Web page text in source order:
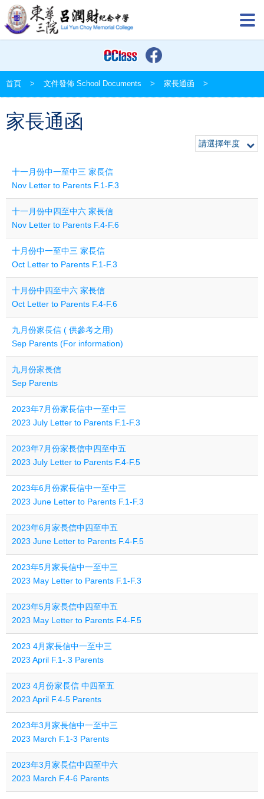
首頁 > 文件發佈 School Documents > 家長通函 >
家長通函
請選擇年度
十一月份中一至中三 家長信
Nov Letter to Parents F.1-F.3
十一月份中四至中六 家長信
Nov Letter to Parents F.4-F.6
十月份中一至中三 家長信
Oct Letter to Parents F.1-F.3
十月份中四至中六 家長信
Oct Letter to Parents F.4-F.6
九月份家長信 ( 供參考之用)
Sep Parents (For information)
九月份家長信
Sep Parents
2023年7月份家長信中一至中三
2023 July Letter to Parents F.1-F.3
2023年7月份家長信中四至中五
2023 July Letter to Parents F.4-F.5
2023年6月份家長信中一至中三
2023 June Letter to Parents F.1-F.3
2023年6月家長信中四至中五
2023 June Letter to Parents F.4-F.5
2023年5月家長信中一至中三
2023 May Letter to Parents F.1-F.3
2023年5月家長信中四至中五
2023 May Letter to Parents F.4-F.5
2023 4月家長信中一至中三
2023 April F.1-.3 Parents
2023 4月份家長信 中四至五
2023 April F.4-5 Parents
2023年3月家長信中一至中三
2023 March F.1-3 Parents
2023年3月家長信中四至中六
2023 March F.4-6 Parents